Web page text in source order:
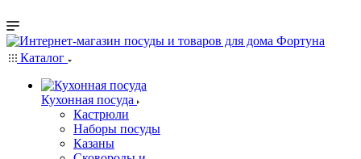
Каталог
Кухонная посуда
Кастрюли
Наборы посуды
Казаны